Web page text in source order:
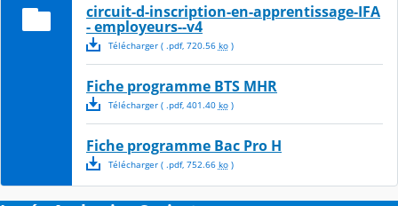
circuit-d-inscription-en-apprentissage-IFA
- employeurs--v4
Télécharger( .pdf, 720.56 ko)
Fiche programme BTS MHR
Télécharger( .pdf, 401.40 ko)
Fiche programme Bac Pro H
Télécharger( .pdf, 752.66 ko)